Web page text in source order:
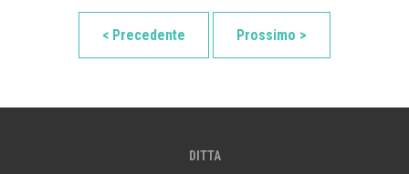
< Precedente Prossimo >
DITTA